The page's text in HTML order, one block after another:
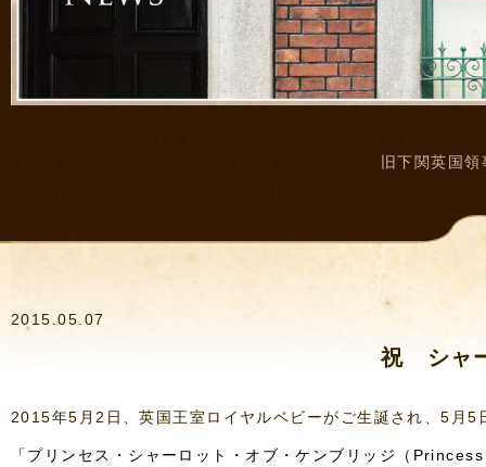
旧下関英国
2015.05.07
祝 シャ
2015年5月2日、英国王室ロイヤルベビーがご生誕され、5月
「プリンセス・シャーロット・オブ・ケンブリッジ（